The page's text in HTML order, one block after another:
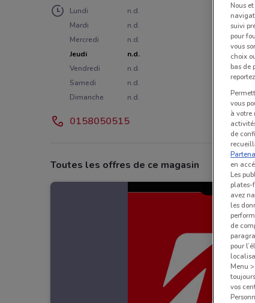
Lundi
n.d.
Mardi
n.d.
Mercredi
n.d.
Jeudi
n.d.
Vendredi
n.d.
Samedi
n.d.
Dimanche
n.d.
0158050515
Toutes les offres de ce magasin
Nous
suivi
pour
vous
choix
bas de
vous
à votre
de
en
Les
plates-
avez
les
de
pour
Menu
vos